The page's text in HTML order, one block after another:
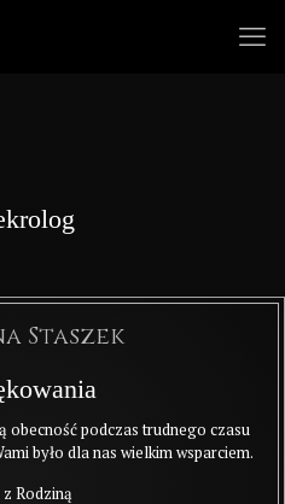
Staszek
obecność podczas trudnego czasu
było dla nas wielkim wsparciem.
Rodziną